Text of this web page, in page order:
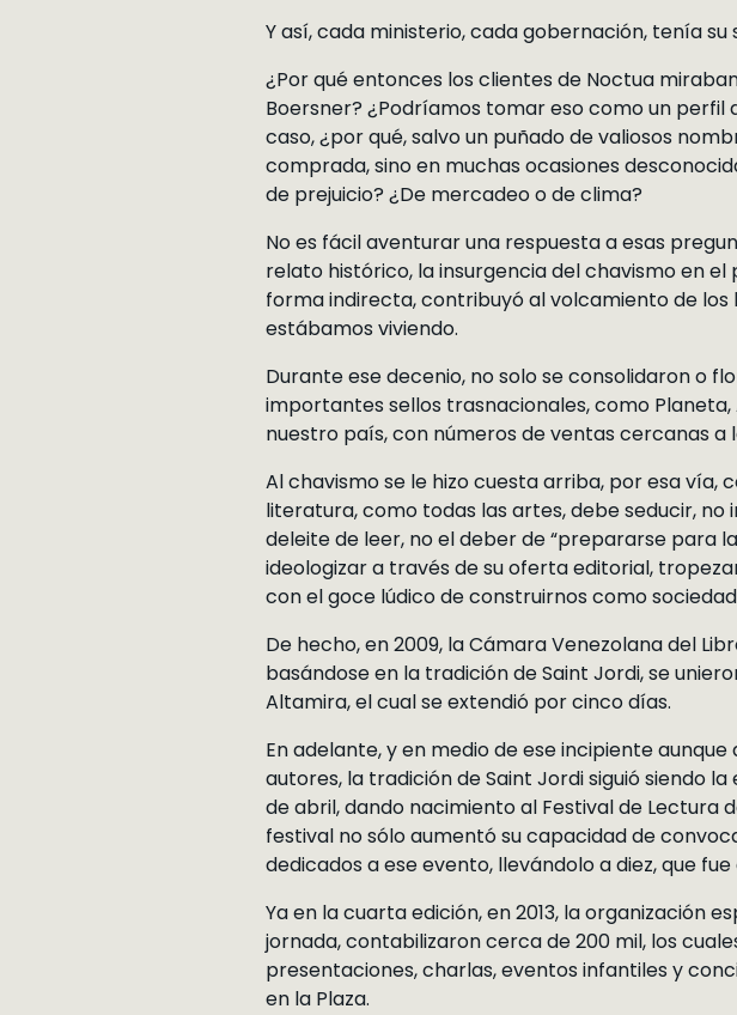
Y así, cada ministerio, cada gobernación, tenía su
¿Por qué entonces los clientes de Noctua
Boersner? ¿Podríamos tomar eso como un perfil
caso, ¿por qué, salvo un puñado de valiosos
comprada, sino en muchas ocasiones
de prejuicio? ¿De mercadeo o de clima?
No es fácil aventurar una respuesta a esas
relato histórico, la insurgencia del chavismo en
forma indirecta, contribuyó al volcamiento de
estábamos viviendo.
Durante ese decenio, no solo se consolidaron o
importantes sellos trasnacionales, como
nuestro país, con números de ventas cercanas a
Al chavismo se le hizo cuesta arriba, por esa vía,
literatura, como todas las artes, debe seducir,
deleite de leer, no el deber de “prepararse para
ideologizar a través de su oferta editorial,
con el goce lúdico de construirnos como
De hecho, en 2009, la Cámara Venezolana del
basándose en la tradición de Saint Jordi, se
Altamira, el cual se extendió por cinco días.
En adelante, y en medio de ese incipiente
autores, la tradición de Saint Jordi siguió siendo
de abril, dando nacimiento al Festival de Lectura
festival no sólo aumentó su capacidad de
dedicados a ese evento, llevándolo a diez, que
Ya en la cuarta edición, en 2013, la organización
jornada, contabilizaron cerca de 200 mil, los
presentaciones, charlas, eventos infantiles y
en la Plaza.